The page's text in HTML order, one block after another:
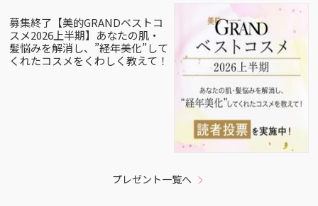
募集終了【美的GRANDベストコ
スメ2026上半期】あなたの肌・
髪悩みを解消し、”経年美化”して
くれたコスメをくわしく教えて！
プレゼント一覧へ